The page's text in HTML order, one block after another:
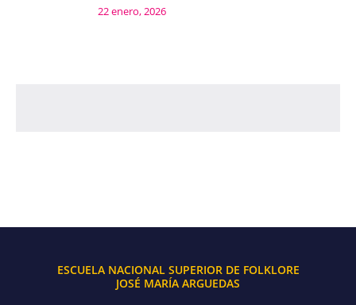
22 enero, 2026
ESCUELA NACIONAL SUPERIOR DE FOLKLORE
JOSÉ MARÍA ARGUEDAS